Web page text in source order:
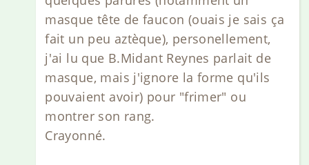
masque tête de faucon (ouais je sais ça
fait un peu aztèque), personellement,
j'ai lu que B.Midant Reynes parlait de
masque, mais j'ignore la forme qu'ils
pouvaient avoir) pour "frimer" ou
montrer son rang.
Crayonné.